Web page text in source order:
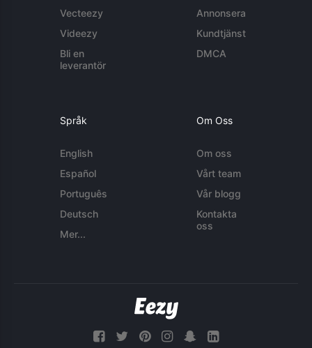
Vecteezy
Videezy
Bli en
leverantör
Annonsera
Kundtjänst
DMCA
Språk
English
Español
Português
Deutsch
Mer...
Om Oss
Om oss
Vårt team
Vår blogg
Kontakta
oss